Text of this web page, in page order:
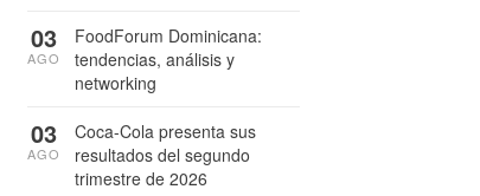
FoodForum Dominicana:
tendencias, análisis y
networking
03
AGO
Coca-Cola presenta sus
resultados del segundo
trimestre de 2026
03
AGO